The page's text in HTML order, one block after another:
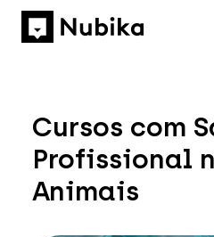
Cursos com
Profissional
Animais